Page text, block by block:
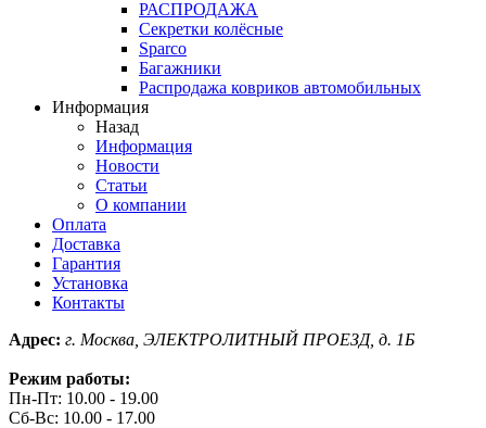
РАСПРОДАЖА
Секретки колёсные
Sparco
Багажники
Распродажа ковриков автомобильных
Информация
Назад
Информация
Новости
Статьи
О компании
Оплата
Доставка
Гарантия
Установка
Контакты
Адрес: г. Москва, ЭЛЕКТРОЛИТНЫЙ ПРОЕЗД, д. 1Б
Режим работы:
Пн-Пт: 10.00 - 19.00
Сб-Вс: 10.00 - 17.00